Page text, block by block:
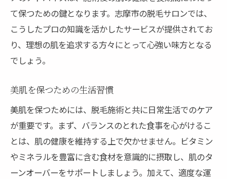
て保つための鍵となります。志摩市の脱毛サロンでは、
こうしたプロの知識を活かしたサービスが提供されてお
り、理想の肌を追求する方々にとって心強い味方となる
でしょう。
美肌を保つための生活習慣
美肌を保つためには、脱毛施術と共に日常生活でのケア
が重要です。まず、バランスのとれた食事を心がけるこ
とは、肌の健康を維持する上で欠かせません。ビタミン
やミネラルを豊富に含む食材を意識的に摂取し、肌のタ
ーンオーバーをサポートしましょう。加えて、適度な運